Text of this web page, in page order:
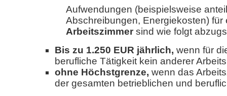
Aufwendungen (beispielsweise
Abschreibungen, Energiekosten)
Arbeitszimmer sind wie folgt
Bis zu 1.250 EUR jährlich, wenn für
berufliche Tätigkeit kein anderer
ohne Höchstgrenze, wenn das
der gesamten betrieblichen und